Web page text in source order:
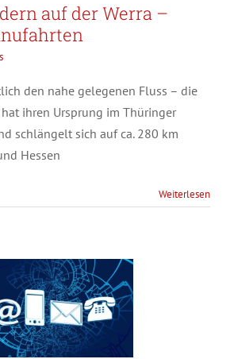
auf der Werra –
den nahe gelegenen Fluss – die
ihren Ursprung im Thüringer
schlängelt sich auf ca. 280 km
Hessen
Weiterlesen